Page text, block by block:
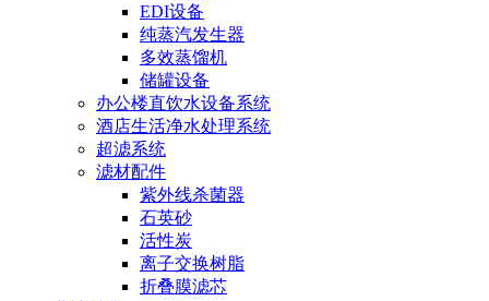
EDI设备
纯蒸汽发生器
多效蒸馏机
储罐设备
办公楼直饮水设备系统
酒店生活净水处理系统
超滤系统
滤材配件
紫外线杀菌器
石英砂
活性炭
离子交换树脂
折叠膜滤芯